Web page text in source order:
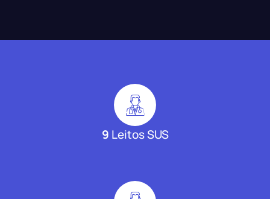
9 Leitos SUS